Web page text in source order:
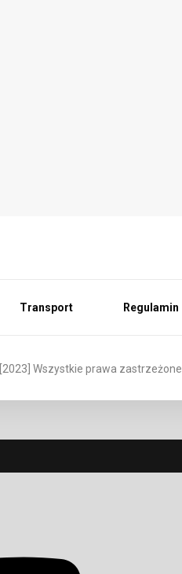
Transport Regulamin
Wszystkie prawa zastrzeżone